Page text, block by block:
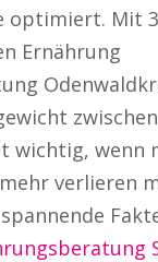
optimiert. Mit
Ernährung
wichtig, wenn
verlieren